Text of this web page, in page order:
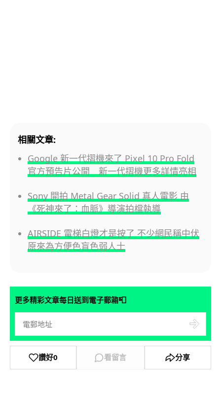
相關文章:
Google 新一代摺機來了 Pixel 10 Pro Fold
官方預告片公開 新一代摺機更多詳情亮相
Sony 開拍 Metal Gear Solid 真人電影 由
《死神來了：血脈》導演拍檔執導
AIRSIDE 電梯白燈才是按了 不少網民稱中伏
原來為方便色盲色弱人士
更多精彩文章每日送到電子郵箱📮
讚好0 看留言 分享